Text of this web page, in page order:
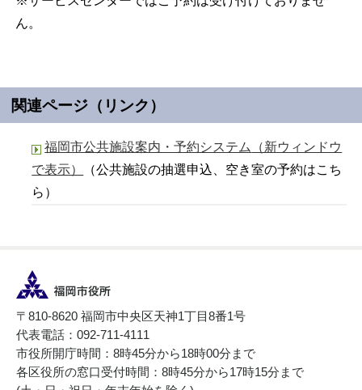
ん。
関連ページ（リンク）
福岡市公共施設案内・予約システム
（新ウィンドウ
で表示）
（公共施設の抽選申込、空き室の予約はこち
ら）
〒810-8620 福岡市中央区天神1丁目8番1号
代表電話：092-711-4111
市役所開庁時間：8時45分から18時00分まで
各区役所の窓口受付時間：8時45分から17時15分まで